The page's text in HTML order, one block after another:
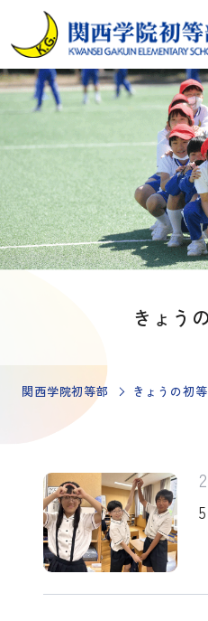
きょう
関西学院初等部 きょうの初